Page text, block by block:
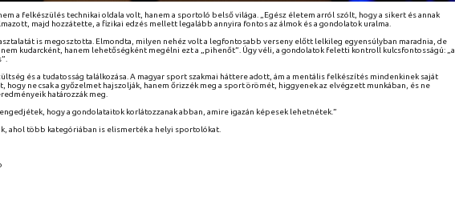
a felkészülés technikai oldala volt, hanem a sportoló belső világa. „Egész életem arról szólt, hogy a sikert és annak
majd hozzátette, a fizikai edzés mellett legalább annyira fontos az álmok és a gondolatok uralma.
is megosztotta. Elmondta, milyen nehéz volt a legfontosabb verseny előtt lelkileg egyensúlyban maradnia, de
kudarcként, hanem lehetőségként megélni ezt a „pihenőt”. Úgy véli, a gondolatok feletti kontroll kulcsfontosságú: „a
és a tudatosság találkozása. A magyar sport szakmai háttere adott, ám a mentális felkészítés mindenkinek saját
ne csak a győzelmet hajszolják, hanem őrizzék meg a sport örömét, higgyenek az elvégzett munkában, és ne
határozzák meg.
hogy a gondolataitok korlátozzanak abban, amire igazán képesek lehetnétek.”
ahol több kategóriában is elismerték a helyi sportolókat.